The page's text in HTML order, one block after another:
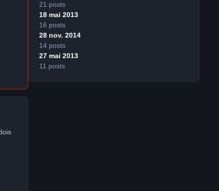
21 posts
18 mai 2013
16 posts
28 nov. 2014
14 posts
27 mai 2013
11 posts